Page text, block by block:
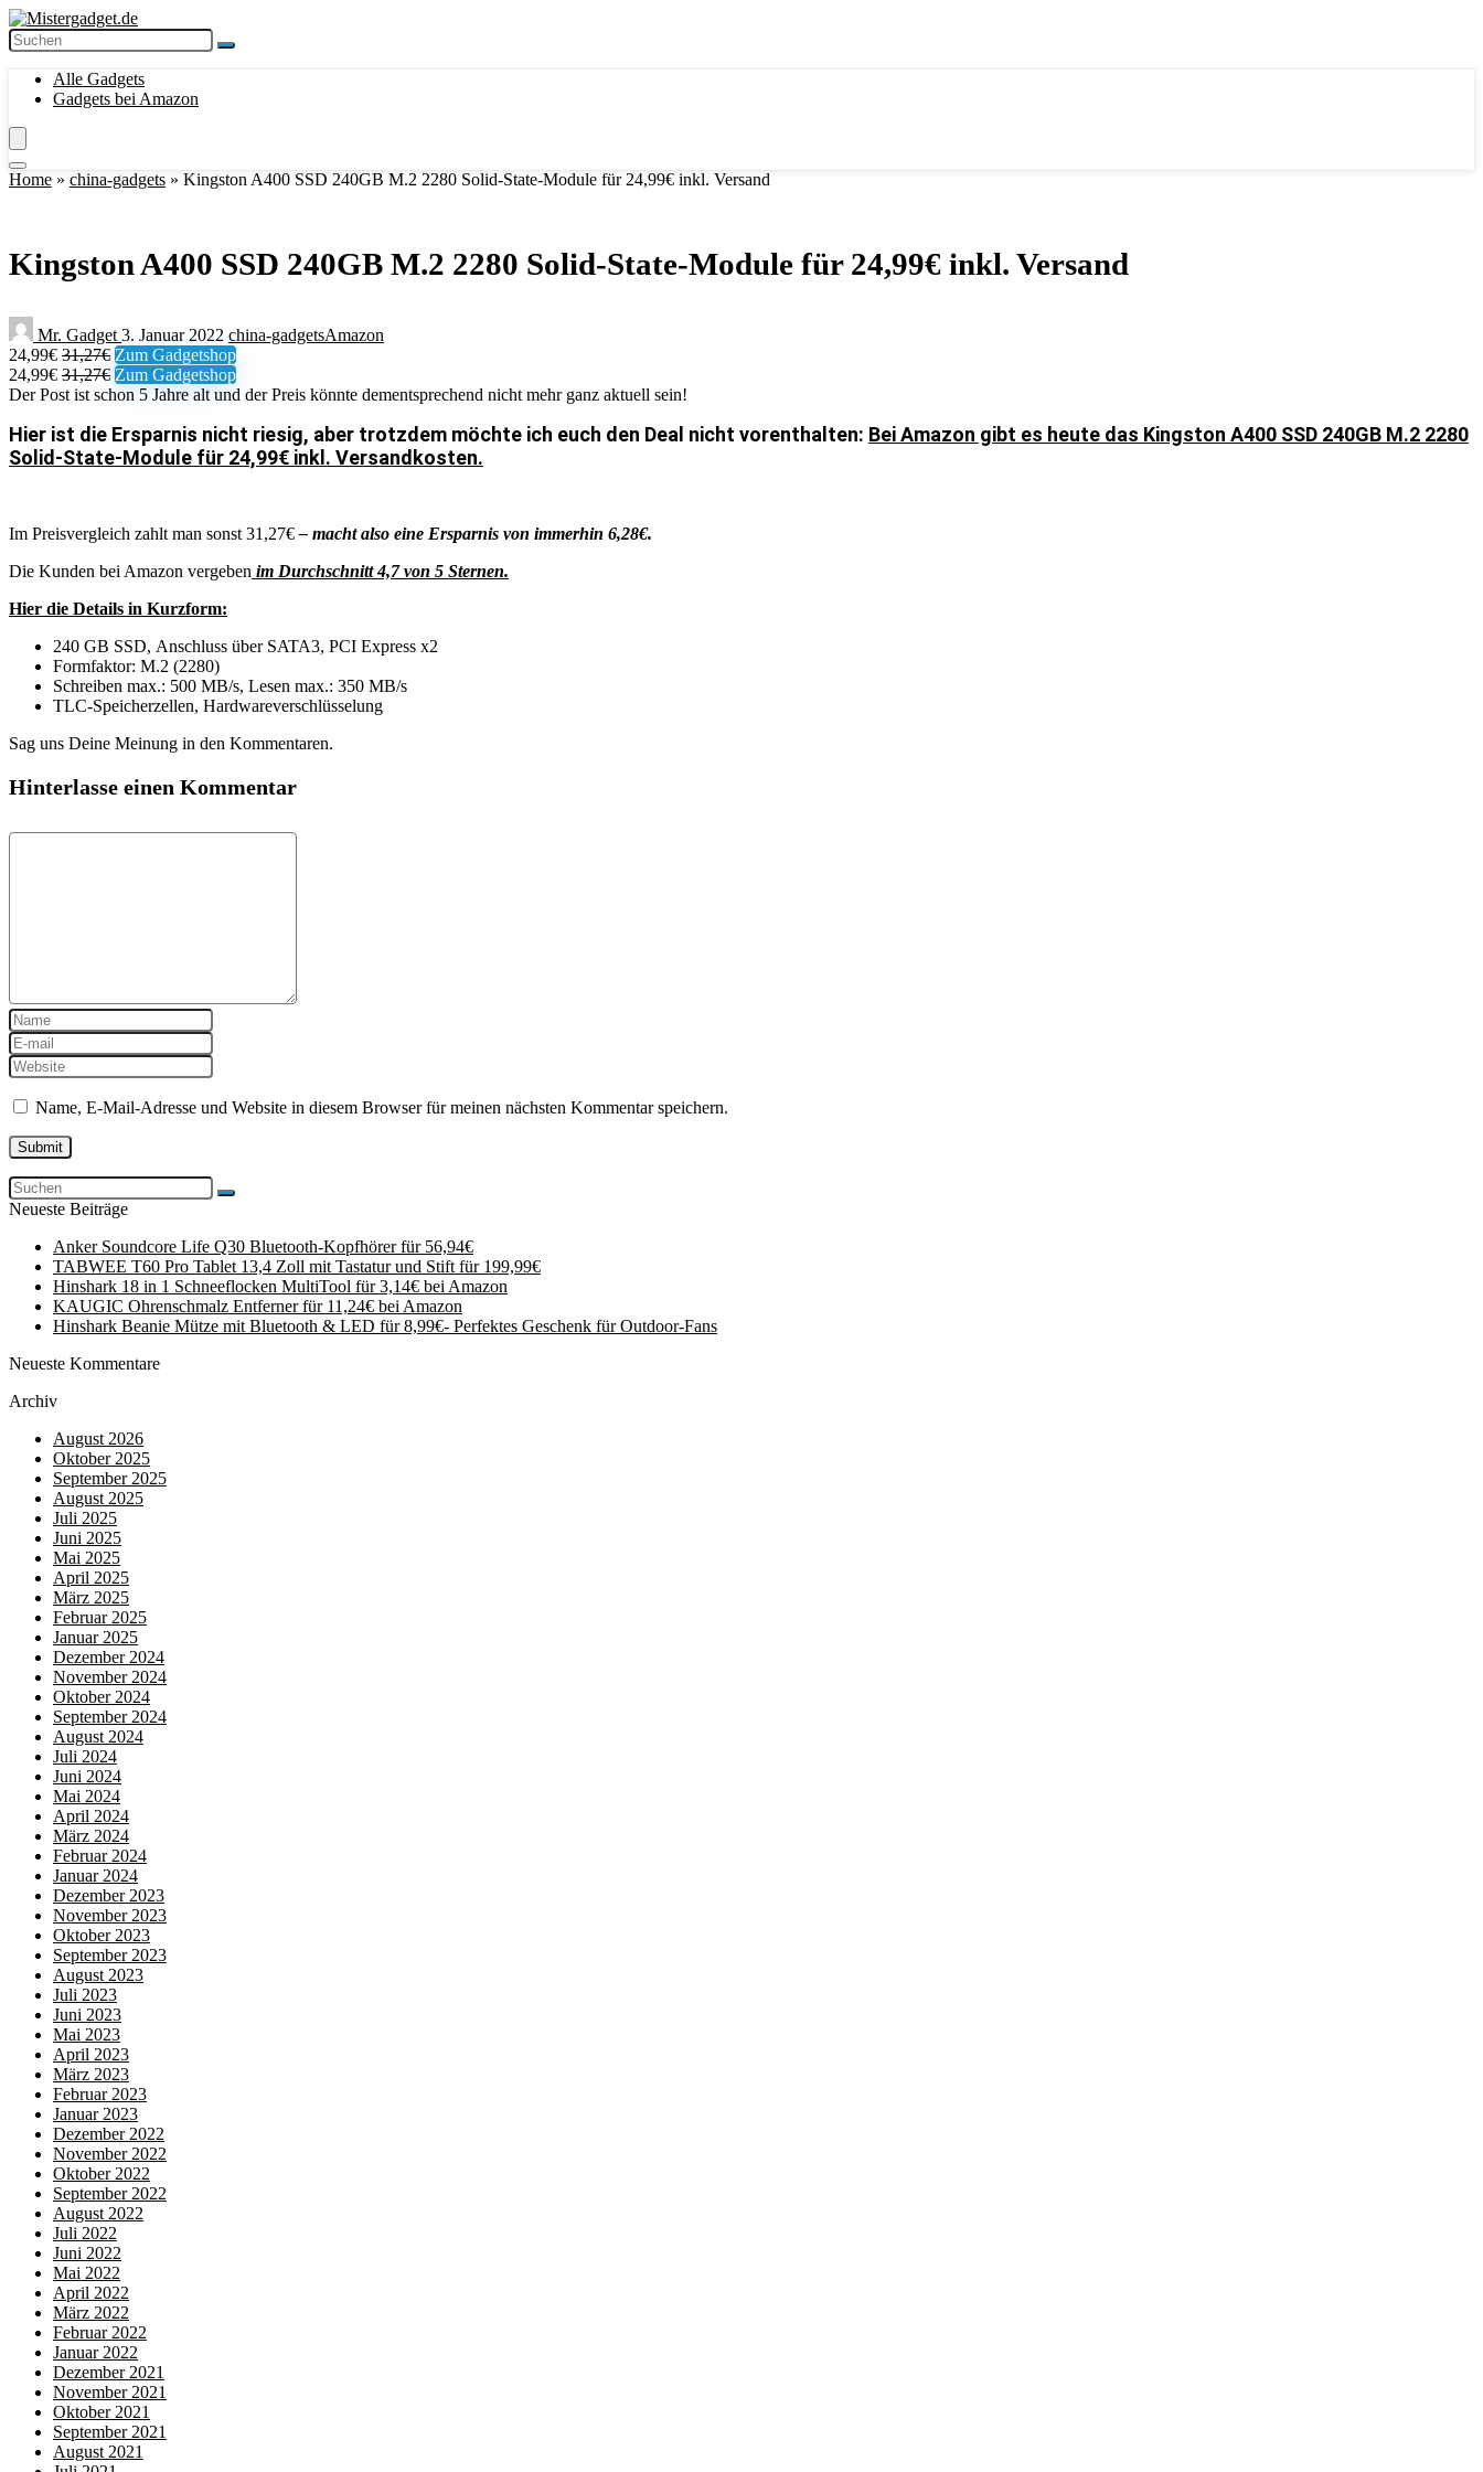
Alle Gadgets
Gadgets bei Amazon
Home » china-gadgets » Kingston A400 SSD 240GB M.2 2280 So­lid-Sta­te-Mo­du­le für 24,99€ inkl. Versand
Kingston A400 SSD 240GB M.2 2280 So­lid-Sta­te-Mo­du­le für 24,99€ inkl. Versand
Mr. Gadget 3. Januar 2022 china-gadgetsAmazon
24,99€ 31,27€ Zum Gadgetshop
24,99€ 31,27€ Zum Gadgetshop
Der Post ist schon 5 Jahre alt und der Preis könnte dementsprechend nicht mehr ganz aktuell sein!
Hier ist die Ersparnis nicht riesig, aber trotzdem möchte ich euch den Deal nicht vorenthalten: Bei Amazon gibt es heute das Kingston A400 SSD 240GB M.2 2280
So­lid-Sta­te-Mo­du­le für 24,99€ inkl. Versandkosten.
Im Preisvergleich zahlt man sonst 31,27€– macht also eine Ersparnis von immerhin 6,28€.
Die Kunden bei Amazon vergeben im Durchschnitt 4,7 von 5 Sternen.
Hier die Details in Kurzform:
240 GB SSD, Anschluss über SATA3, PCI Express x2
Formfaktor: M.2 (2280)
Schreiben max.: 500 MB/s, Lesen max.: 350 MB/s
TLC-Speicherzellen, Hardwareverschlüsselung
Sag uns Deine Meinung in den Kommentaren.
Hinterlasse einen Kommentar
Name, E-Mail-Adresse und Website in diesem Browser für meinen nächsten Kommentar speichern.
Neueste Beiträge
Anker Soundcore Life Q30 Bluetooth-Kopfhörer für 56,94€
TABWEE T60 Pro Tablet 13,4 Zoll mit Tastatur und Stift für 199,99€
Hinshark 18 in 1 Schneeflocken MultiTool für 3,14€ bei Amazon
KAUGIC Ohrenschmalz Entferner für 11,24€ bei Amazon
Hinshark Beanie Mütze mit Bluetooth & LED für 8,99€- Perfektes Geschenk für Outdoor-Fans
Neueste Kommentare
Archiv
August 2026
Oktober 2025
September 2025
August 2025
Juli 2025
Juni 2025
Mai 2025
April 2025
März 2025
Februar 2025
Januar 2025
Dezember 2024
November 2024
Oktober 2024
September 2024
August 2024
Juli 2024
Juni 2024
Mai 2024
April 2024
März 2024
Februar 2024
Januar 2024
Dezember 2023
November 2023
Oktober 2023
September 2023
August 2023
Juli 2023
Juni 2023
Mai 2023
April 2023
März 2023
Februar 2023
Januar 2023
Dezember 2022
November 2022
Oktober 2022
September 2022
August 2022
Juli 2022
Juni 2022
Mai 2022
April 2022
März 2022
Februar 2022
Januar 2022
Dezember 2021
November 2021
Oktober 2021
September 2021
August 2021